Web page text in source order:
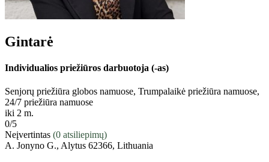
Gintarė
Individualios priežiūros darbuotoja (-as)
Senjorų priežiūra globos namuose, Trumpalaikė priežiūra namuose,
24/7 priežiūra namuose
iki 2 m.
0/5
Neįvertintas (0 atsiliepimų)
A. Jonyno G., Alytus 62366, Lithuania